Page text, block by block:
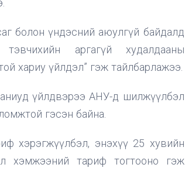
болон үндэсний аюулгүй байдалд
аргагүй худалдааны
хариу үйлдэл” гэж тайлбарлажээ.
үйлдвэрээ АНУ-д шилжүүлбэл
гэсэн байна.
хэрэгжүүлбэл, энэхүү 25 хувийн
хэмжээний тариф тогтооно гэж